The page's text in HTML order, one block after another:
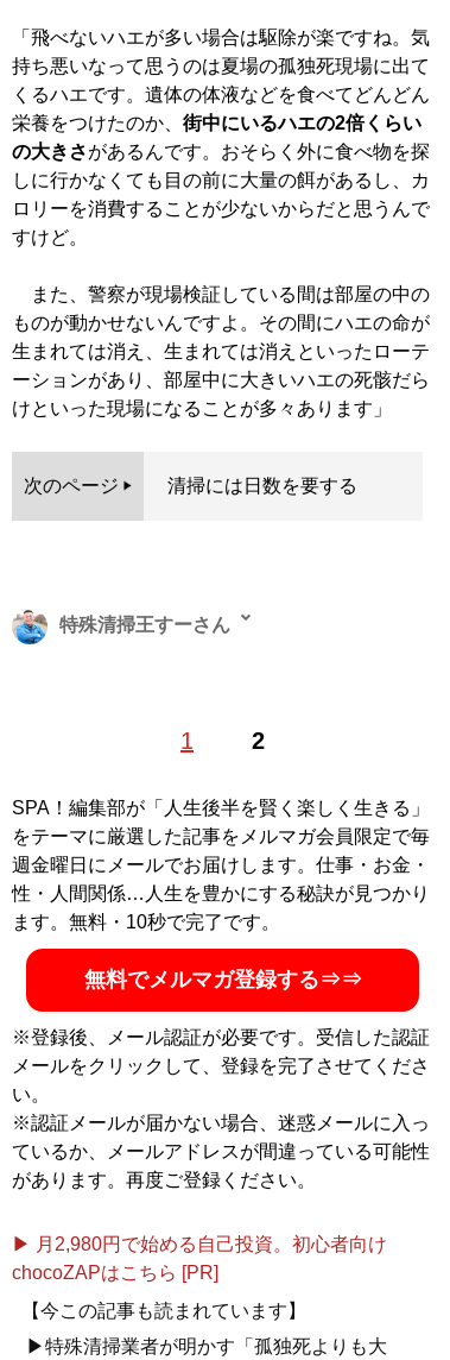
「飛べないハエが多い場合は駆除が楽ですね。気
持ち悪いなって思うのは夏場の孤独死現場に出て
くるハエです。遺体の体液などを食べてどんどん
栄養をつけたのか、 街中にいるハエの2倍くらい
の大きさがあるんです。おそらく外に食べ物を探
しに行かなくても目の前に大量の餌があるし、カ
ロリーを消費することが少ないからだと思うんで
すけど。
また、警察が現場検証している間は部屋の中の
ものが動かせないんですよ。その間にハエの命が
生まれては消え、生まれては消えといったローテ
ーションがあり、部屋中に大きいハエの死骸だら
けといった現場になることが多々あります」
次のページ 清掃には日数を要する
1 2
特殊清掃王すーさん
年、東京都大田区生まれ。地元の進学校を卒業後、様々
カンパニーである「ブルークリーン 」の創業に参画。こ
れまで官公庁から五つ星ホテルまで、さまざまな取引先
から依頼を受け、現場作業を実施した経験を基に、
YouTubeチャンネル「
BLUE CLEAN【公式】
」にて特殊
清掃現場のリアルを配信中！趣味はプロレス観戦
MySPA!会員だけが読める、特殊清掃王すーさんのより
ディープな記事
ら見えた「世の中の生きづらさ」と「孤独の深さ」
記事一覧へ
SPA！編集部が「人生後半を賢く楽しく生きる」
をテーマに厳選した記事をメルマガ会員限定で毎
週金曜日にメールでお届けします。仕事・お金・
性・人間関係…人生を豊かにする秘訣が見つかり
ます。無料・10秒で完了です。
無料でメルマガ登録する⇒⇒
※登録後、メール認証が必要です。受信した認証
メールをクリックして、登録を完了させてくださ
い。
※認証メールが届かない場合、迷惑メールに入っ
ているか、メールアドレスが間違っている可能性
があります。再度ご登録ください。
▶ 月2,980円で始める自己投資。初心者向け
chocoZAPはこちら [PR]
【今この記事も読まれています】
▶特殊清掃業者が明かす「孤独死よりも大